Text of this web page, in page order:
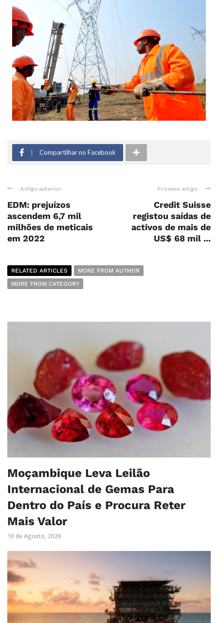
Compartilhar no Facebook
Artigo anterior
EDM: prejuízos
ascendem 6,7 mil
milhões de meticais
em 2022
Próximo artigo
Credit Suisse
registou saídas de
activos de mais de
US$ 68 mil ...
RELATED ARTICLES
MORE FROM AUTHOR
MORE FROM CATEGORY
Moçambique Leva Leilão
Internacional de Gemas Para
Dentro do País e Procura Reter
Mais Valor
10 de Agosto, 2026